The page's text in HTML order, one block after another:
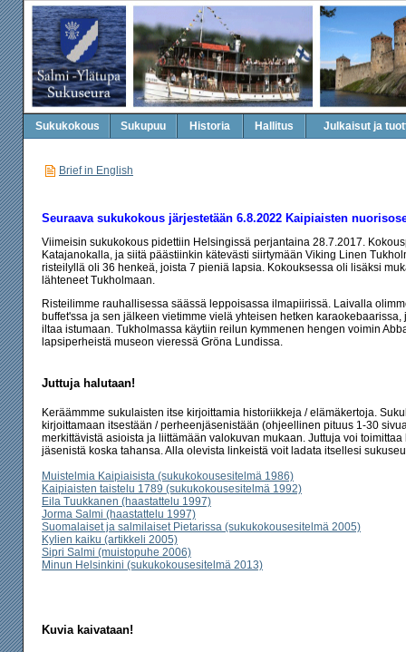
Sukukokous Sukupuu Historia Hallitus Julkaisut ja
Brief in English
Seuraava sukukokous järjestetään 6.8.2022 Kaipiaisten
Viimeisin sukukokous pidettiin Helsingissä perjantaina 28.7.2017.
Katajanokalla, ja siitä päästiinkin kätevästi siirtymään Viking Linen
risteilyllä oli 36 henkeä, joista 7 pieniä lapsia. Kokouksessa oli lisäksi
lähteneet Tukholmaan.
Risteilimme rauhallisessa säässä leppoisassa ilmapiirissä. Laivalla
buffet'ssa ja sen jälkeen vietimme vielä yhteisen hetken
iltaa istumaan. Tukholmassa käytiin reilun kymmenen hengen voimin
lapsiperheistä museon vieressä Gröna Lundissa.
Juttuja halutaan!
Keräämmme sukulaisten itse kirjoittamia historiikkeja / elämäkertoja.
kirjoittamaan itsestään / perheenjäsenistään (ohjeellinen pituus 1-30
merkittävistä asioista ja liittämään valokuvan mukaan. Juttuja voi
jäsenistä koska tahansa. Alla olevista linkeistä voit ladata itsellesi
Muistelmia Kaipiaisista (sukukokousesitelmä 1986)
Kaipiaisten taistelu 1789 (sukukokousesitelmä 1992)
Eila Tuukkanen (haastattelu 1997)
Jorma Salmi (haastattelu 1997)
Suomalaiset ja salmilaiset Pietarissa (sukukokousesitelmä 2005)
Kylien kaiku (artikkeli 2005)
Sipri Salmi (muistopuhe 2006)
Minun Helsinkini (sukukokousesitelmä 2013)
Kuvia kaivataan!